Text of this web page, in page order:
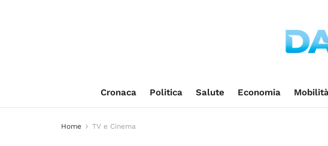
Cronaca Politica Salute Economia
Home TV e Cinema